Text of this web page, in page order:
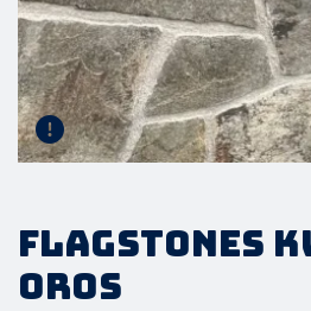
Flagstones
Oros